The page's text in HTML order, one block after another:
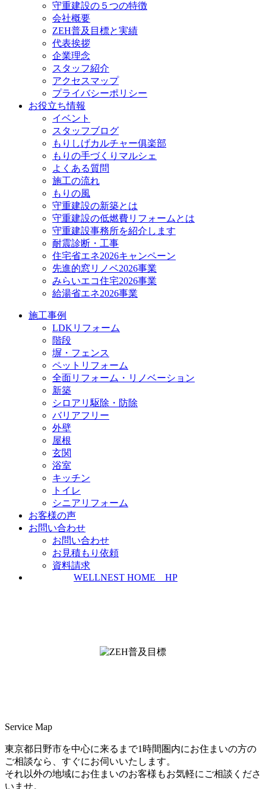
守重建設の５つの特徴
会社概要
ZEH普及目標と実績
代表挨拶
企業理念
スタッフ紹介
アクセスマップ
プライバシーポリシー
お役立ち情報
イベント
スタッフブログ
もりしげカルチャー俱楽部
もりの手づくりマルシェ
よくある質問
施工の流れ
もりの風
守重建設の新築とは
守重建設の低燃費リフォームとは
守重建設事務所を紹介します
耐震診断・工事
住宅省エネ2026キャンペーン
先進的窓リノベ2026事業
みらいエコ住宅2026事業
給湯省エネ2026事業
施工事例
LDKリフォーム
階段
塀・フェンス
ペットリフォーム
全面リフォーム・リノベーション
新築
シロアリ駆除・防除
バリアフリー
外壁
屋根
玄関
浴室
キッチン
トイレ
シニアリフォーム
お客様の声
お問い合わせ
お問い合わせ
お見積もり依頼
資料請求
WELLNEST HOME HP
Service Map
東京都日野市を中心に来るまで1時間圏内にお住まいの方の
ご相談なら、すぐにお伺いいたします。
それ以外の地域にお住まいのお客様もお気軽にご相談くださ
いませ。